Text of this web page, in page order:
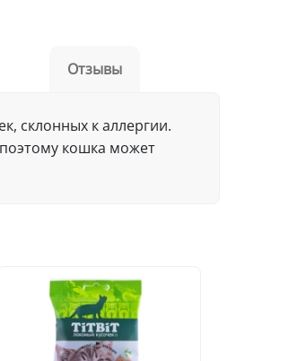
Отзывы
склонных к аллергии.
кошка может